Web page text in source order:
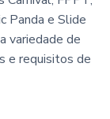
Panda e Slide
variedade de
e requisitos de